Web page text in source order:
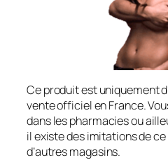
Ce produit est uniquement
vente officiel en France.
dans les pharmacies ou
il existe des imitations de
d’autres magasins.